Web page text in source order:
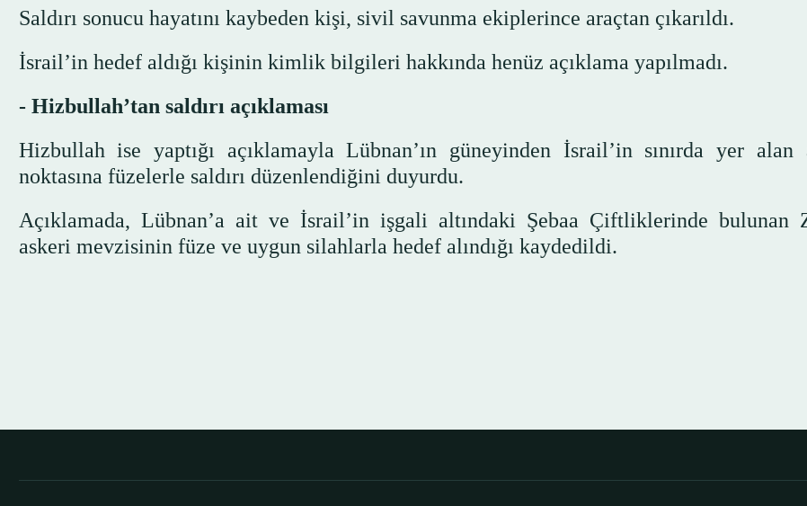
Saldırı sonucu hayatını kaybeden kişi, sivil savunma ekiplerince araçtan çıkarıldı.
İsrail’in hedef aldığı kişinin kimlik bilgileri hakkında henüz açıklama yapılmadı.
- Hizbullah’tan saldırı açıklaması
Hizbullah ise yaptığı açıklamayla Lübnan’ın güneyinden İsrail’in sınırda yer alan
noktasına füzelerle saldırı düzenlendiğini duyurdu.
Açıklamada, Lübnan’a ait ve İsrail’in işgali altındaki Şebaa Çiftliklerinde bulunan
askeri mevzisinin füze ve uygun silahlarla hedef alındığı kaydedildi.